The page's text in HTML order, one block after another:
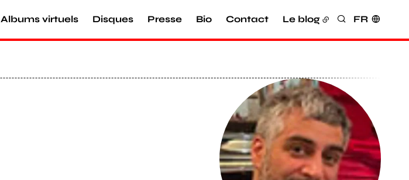
Albums virtuels Disques Presse Bio Contact Le blog Rechercher
FR